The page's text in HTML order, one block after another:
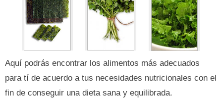
Aquí podrás encontrar los alimentos más adecuados
para tí de acuerdo a tus necesidades nutricionales con el
fin de conseguir una dieta sana y equilibrada.